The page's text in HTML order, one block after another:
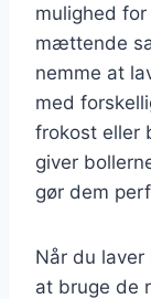
mulighed
mættende
nemme at
med
frokost eller
giver
gør dem
Når du
at bruge de